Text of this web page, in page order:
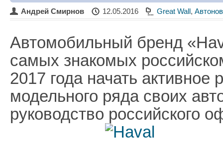
Андрей Смирнов 12.05.2016 Great Wall,
Автомобильный бренд
самых знакомых
2017 года начать
модельного ряда своих
руководство российского